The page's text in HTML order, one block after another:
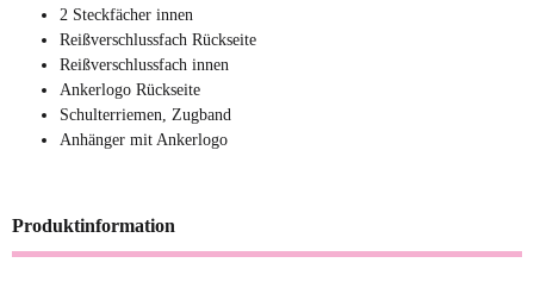
2 Steckfächer innen
Reißverschlussfach Rückseite
Reißverschlussfach innen
Ankerlogo Rückseite
Schulterriemen, Zugband
Anhänger mit Ankerlogo
Produktinformation